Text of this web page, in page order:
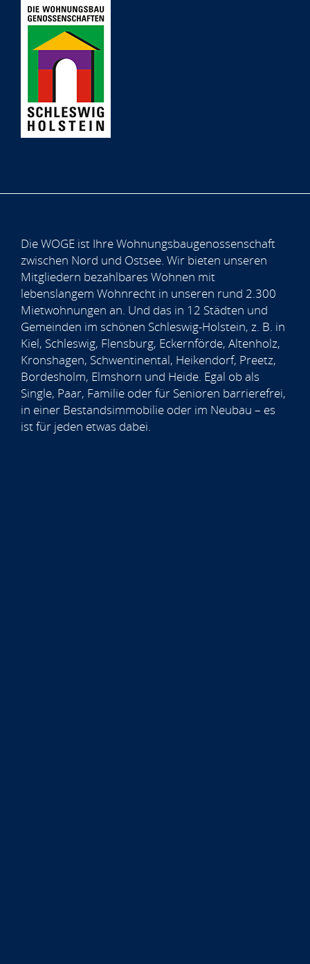
Die WOGE ist Ihre Wohnungsbaugenossenschaft
zwischen Nord und Ostsee. Wir bieten unseren
Mitgliedern bezahlbares Wohnen mit
lebenslangem Wohnrecht in unseren rund 2.300
Mietwohnungen an. Und das in 12 Städten und
Gemeinden im schönen Schleswig-Holstein, z. B. in
Kiel, Schleswig, Flensburg, Eckernförde, Altenholz,
Kronshagen, Schwentinental, Heikendorf, Preetz,
Bordesholm, Elmshorn und Heide. Egal ob als
Single, Paar, Familie oder für Senioren barrierefrei,
in einer Bestandsimmobilie oder im Neubau – es
ist für jeden etwas dabei.